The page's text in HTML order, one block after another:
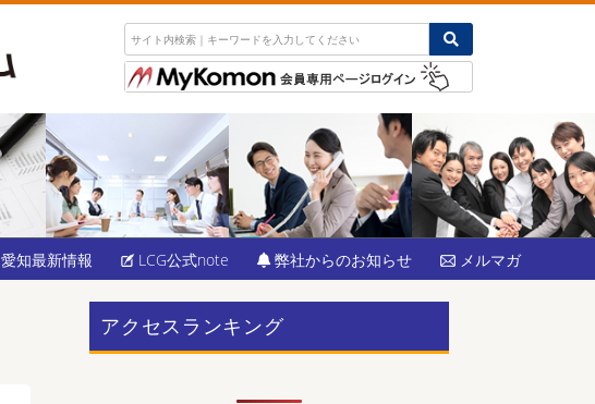
愛知最新情報 LCG公式note 弊社からのお知らせ メルマガ
アクセスランキング